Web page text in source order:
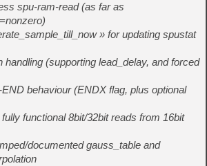
spu-ram-read (as far as
» for updating spustat
handling (supporting lead_delay, and forced
behaviour (ENDX flag, plus optional
functional 8bit/32bit reads from 16bit
documented gauss_table and